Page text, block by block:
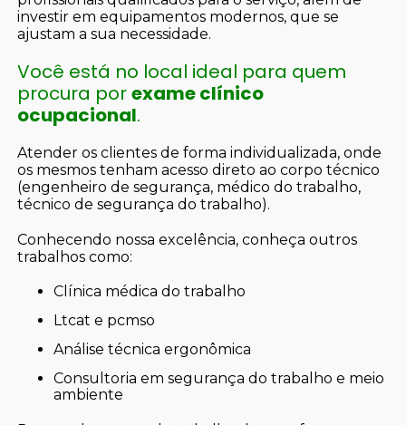
investir em equipamentos modernos, que se
ajustam a sua necessidade.
Você está no local ideal para quem
procura porexame clínico
ocupacional.
Atender os clientes de forma individualizada, onde
os mesmos tenham acesso direto ao corpo técnico
(engenheiro de segurança, médico do trabalho,
técnico de segurança do trabalho).
Conhecendo nossa excelência, conheça outros
trabalhos como:
clínica médica do trabalho
ltcat e pcmso
análise técnica ergonômica
consultoria em segurança do trabalho e meio
ambiente